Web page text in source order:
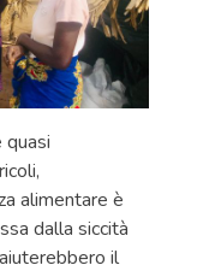
quasi
alimentare è
dalla siccità
il